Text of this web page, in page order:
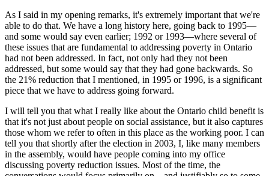
As I said in my opening remarks, it's extremely important that we're
able to do that. We have a long history here, going back to 1995—
and some would say even earlier; 1992 or 1993—where several of
these issues that are fundamental to addressing poverty in Ontario
had not been addressed. In fact, not only had they not been
addressed, but some would say that they had gone backwards. So
the 21% reduction that I mentioned, in 1995 or 1996, is a significant
piece that we have to address going forward.
I will tell you that what I really like about the Ontario child benefit is
that it's not just about people on social assistance, but it also captures
those whom we refer to often in this place as the working poor. I can
tell you that shortly after the election in 2003, I, like many members
in the assembly, would have people coming into my office
discussing poverty reduction issues. Most of the time, the